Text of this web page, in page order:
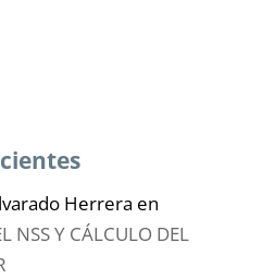
Herrera en
NSS Y CÁLCULO DEL